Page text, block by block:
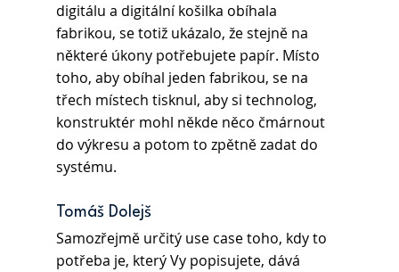
digitálu a digitální košilka obíhala
fabrikou, se totiž ukázalo, že stejně na
některé úkony potřebujete papír. Místo
toho, aby obíhal jeden fabrikou, se na
třech místech tisknul, aby si technolog,
konstruktér mohl někde něco čmárnout
do výkresu a potom to zpětně zadat do
systému.
Tomáš Dolejš
Samozřejmě určitý use case toho, kdy to
potřeba je, který Vy popisujete, dává